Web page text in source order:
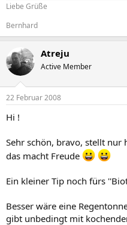
Liebe Grüße
Bernhard
Atreju
Active Member
22 Februar 2008
Hi !
Sehr schön, bravo, stellt nur
das macht Freude
Ein kleiner Tip noch fürs
Besser wäre eine
gibt unbedingt mit